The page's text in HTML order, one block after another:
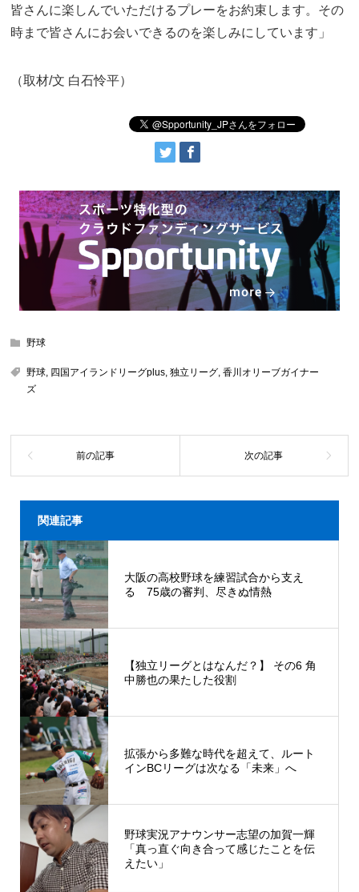
皆さんに楽しんでいただけるプレーをお約束します。その
時まで皆さんにお会いできるのを楽しみにしています」
（取材/文 白石怜平）
野球
野球, 四国アイランドリーグplus,独立リーグ,香川オリーブガイナー
ズ
関連記事
大阪の高校野球を練習試合から支え
る 75歳の審判、尽きぬ情熱
【独立リーグとはなんだ？】 その6 角
中勝也の果たした役割
拡張から多難な時代を超えて、ルート
インBCリーグは次なる「未来」へ
野球実況アナウンサー志望の加賀一輝
「真っ直ぐ向き合って感じたことを伝
えたい」